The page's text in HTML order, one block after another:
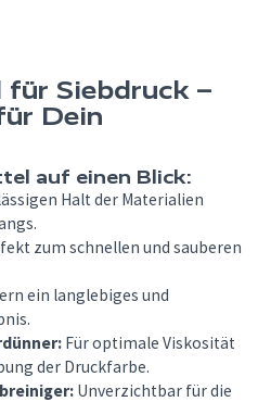
Siebdruck –
Dein
auf einen Blick:
Halt der Materialien
zum schnellen und sauberen
ein langlebiges und
Für optimale Viskosität
der Druckfarbe.
Unverzichtbar für die